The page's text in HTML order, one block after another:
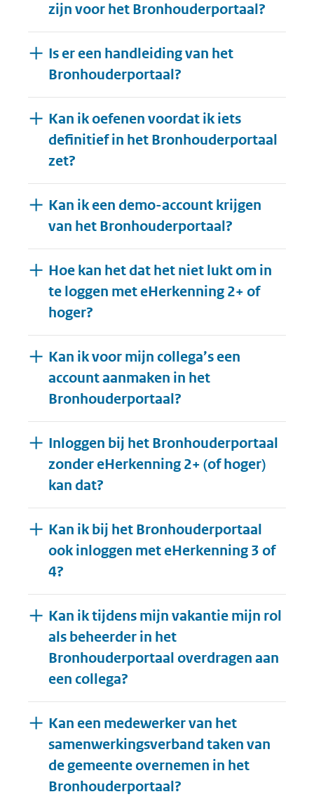
zijn voor het Bronhouderportaal?
Is er een handleiding van het
Bronhouderportaal?
Kan ik oefenen voordat ik iets
definitief in het Bronhouderportaal
zet?
Kan ik een demo-account krijgen
van het Bronhouderportaal?
Hoe kan het dat het niet lukt om in
te loggen met eHerkenning 2+ of
hoger?
Kan ik voor mijn collega’s een
account aanmaken in het
Bronhouderportaal?
Inloggen bij het Bronhouderportaal
zonder eHerkenning 2+ (of hoger)
kan dat?
Kan ik bij het Bronhouderportaal
ook inloggen met eHerkenning 3 of
4?
Kan ik tijdens mijn vakantie mijn rol
als beheerder in het
Bronhouderportaal overdragen aan
een collega?
Kan een medewerker van het
samenwerkingsverband taken van
de gemeente overnemen in het
Bronhouderportaal?